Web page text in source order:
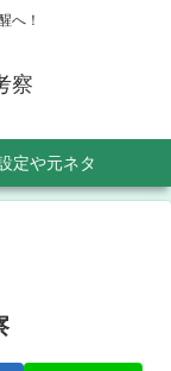
へ！
察
定や元ネタ